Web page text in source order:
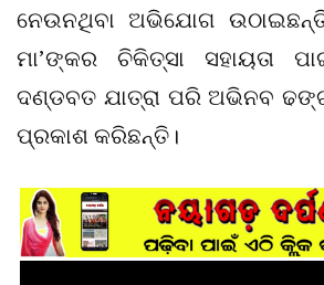
ନେଉନଥିବା ଅଭିଯୋଗ
ମା’ଙ୍କର ଚିକିତ୍ସା ସହାୟତା
ଦଣ୍ଡବତ ଯାତ୍ରା ପରି ଅଭିନବ
ପ୍ରକାଶ କରିଛନ୍ତି।